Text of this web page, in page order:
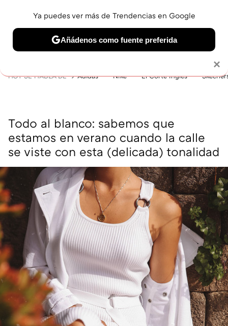
BELLEZA SHOPPING VIAJES GASTRO SNEAKERS
HOY SE HABLA DE Adidas Nike El Corte Inglés
Todo al blanco: sabemos que
estamos en verano cuando la calle
se viste con esta (delicada) tonalidad
×
Ya puedes ver más de Trendencias en Google
Añádenos como fuente preferida